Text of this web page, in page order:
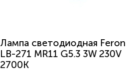
Лампа светодиодная Feron
LB-271 MR11 G5.3 3W 230V
2700K